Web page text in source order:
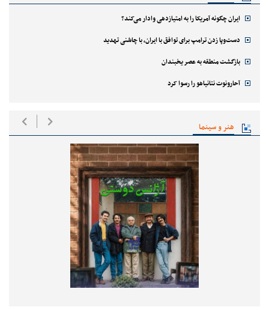
ایران چگونه آمریکا را به امتیازدهی وادار می‌کند؟
دست‌وپا زدن ترامپ برای توافق با ایران، با چاشنی تهدید
بازگشت منطقه به عصر یخبندان
آحارونوت نتانیاهو را رسوا کرد
هنر و سینما